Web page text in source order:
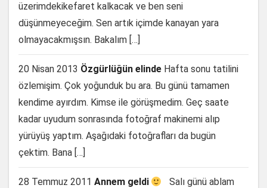
üzerimdekikefaret kalkacak ve ben seni
düşünmeyeceğim. Sen artık içimde kanayan yara
olmayacakmışsın. Bakalım […]
20 Nisan 2013 Özgürlüğün elinde Hafta sonu tatilini
özlemişim. Çok yoğunduk bu ara. Bu günü tamamen
kendime ayırdım. Kimse ile görüşmedim. Geç saate
kadar uyudum sonrasında fotoğraf makinemi alıp
yürüyüş yaptım. Aşağıdaki fotoğrafları da bugün
çektim. Bana […]
28 Temmuz 2011 Annem geldi
Salı günü ablam